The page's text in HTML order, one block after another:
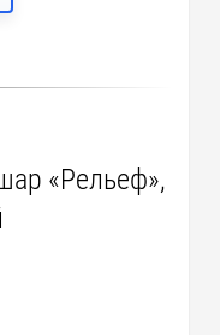
«Рельеф»,